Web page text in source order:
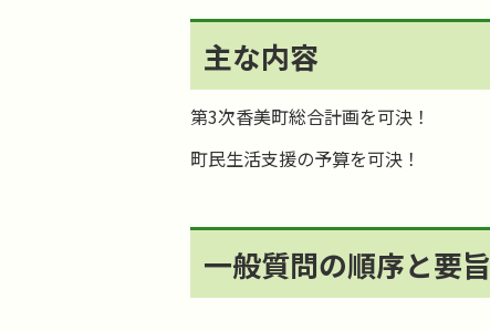
主な内容
第3次香美町総合計画を可決！
町民生活支援の予算を可決！
一般質問の順序と要旨